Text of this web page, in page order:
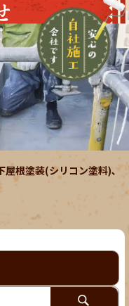
屋根塗装(シリコン塗料)､